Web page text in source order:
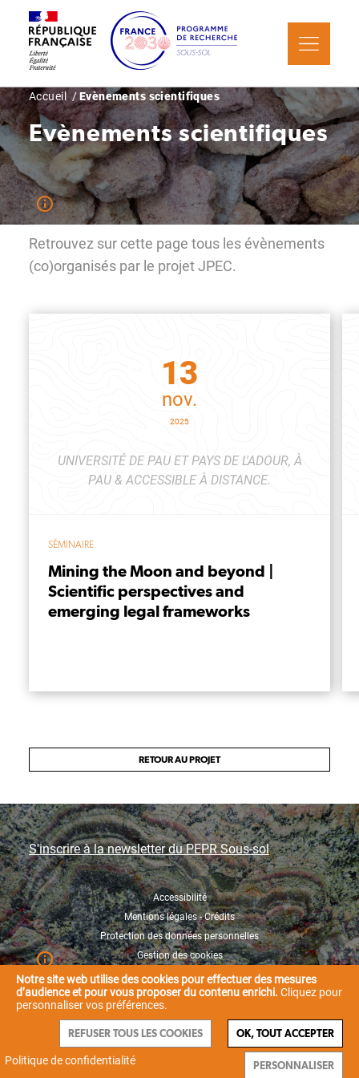
contenu
principal
Fil
d'Ariane
Accueil Evènements scientifiques
Evènements scientifiques
Retrouvez sur cette page tous les évènements
(co)organisés par le projet JPEC.
13
nov.
2025
UNIVERSITÉ DE PAU ET PAYS DE L'ADOUR, À
PAU & ACCESSIBLE À DISTANCE.
SÉMINAIRE
Mining the Moon and beyond |
Scientific perspectives and
emerging legal frameworks
RETOUR AU PROJET
S'inscrire à la newsletter du PEPR Sous-sol
Accessibilité
Mentions légales - Crédits
Protection des données personnelles
Gestion des cookies
Panneau de gestion des cookies
Notre site web utilise des cookies pour effectuer des mesures
d’audience et pour vous proposer du contenu enrichi. Cliquez pour
personnaliser vos préférences.
OK, TOUT ACCEPTER
REFUSER TOUS LES COOKIES
PERSONNALISER
Politique de confidentialité